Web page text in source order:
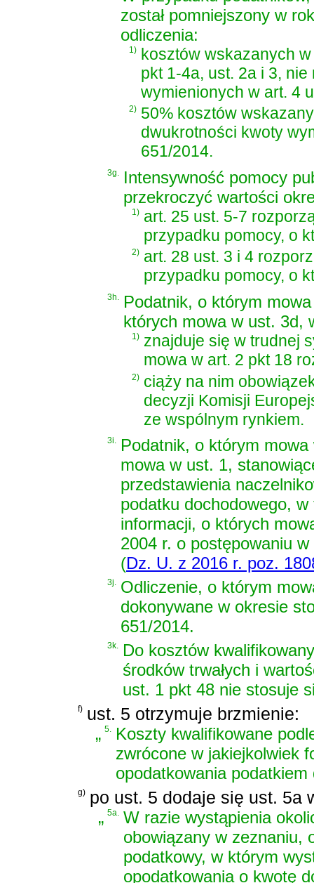
został pomniejszony w
odliczenia:
1) kosztów wskazanych
pkt 1-4a, ust. 2a i 3,
wymienionych w art. 4
2) 50% kosztów
dwukrotności kwoty
651/2014.
3g.
Intensywność pomocy
przekroczyć wartości
1) art. 25 ust. 5-7
przypadku pomocy, o
2) art. 28 ust. 3 i 4
przypadku pomocy, o
3h. Podatnik, o którym
których mowa w ust. 3d,
1) znajduje się w trudnej
mowa w art. 2 pkt 18
2) ciąży na nim
decyzji Komisji
ze wspólnym rynkiem.
3i. Podatnik, o którym
mowa w ust. 1,
przedstawienia
podatku dochodowego,
informacji, o których
2004 r. o postępowaniu
(Dz. U. z 2016 r. poz.
3j. Odliczenie, o którym
dokonywane w okresie
651/2014.
3k. Do kosztów
środków trwałych i
ust. 1 pkt 48 nie stosuje
f) ust. 5 otrzymuje brzmienie:
„5. Koszty kwalifikowane
zwrócone w jakiejkolwiek
opodatkowania
g) po ust. 5 dodaje się ust. 5a
„5a. W razie wystąpienia
obowiązany w zeznaniu,
podatkowy, w którym
opodatkowania o kwotę